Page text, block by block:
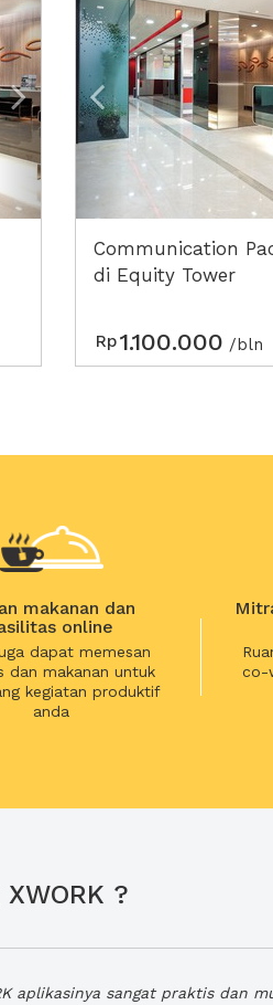
Communication
di Equity Tower
Rp1.100.000 /bln
makanan dan
online
dapat memesan
dan makanan untuk
kegiatan produktif
anda
co-
?
aplikasinya sangat praktis dan